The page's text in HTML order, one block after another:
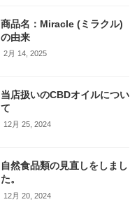
商品名：Miracle (ミラクル)
の由来
2月 14, 2025
当店扱いのCBDオイルについ
て
12月 25, 2024
自然食品類の見直しをしまし
た。
12月 20, 2024